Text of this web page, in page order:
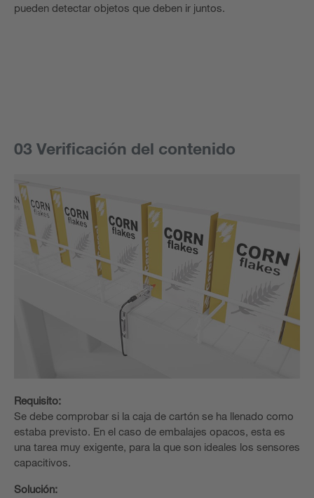
pueden detectar objetos que deben ir juntos.
03 Verificación del contenido
Requisito:
Se debe comprobar si la caja de cartón se ha llenado como
estaba previsto. En el caso de embalajes opacos, esta es
una tarea muy exigente, para la que son ideales los sensores
capacitivos.
Solución: